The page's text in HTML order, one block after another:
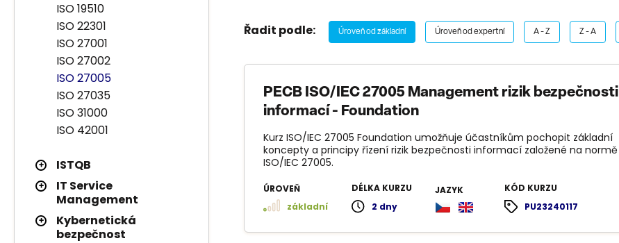
ISO 19510
ISO 22301
ISO 27001
ISO 27002
ISO 27005
ISO 27035
ISO 31000
ISO 42001
ISTQB
IT Service
Management
Kybernetická
bezpečnost
Řadit podle: Úroveň od základní Úroveň od expertní A - Z Z - A
PECB ISO/IEC 27005 Management rizik bezpečnosti
informací - Foundation
ÚROVEŇ
základní
JAZYK
Kurz ISO/IEC 27005 Foundation umožňuje účastníkům pochopit základní
koncepty a principy řízení rizik bezpečnosti informací založené na normě
ISO/IEC 27005.
DÉLKA KURZU
2 dny
KÓD KURZU
PU23240117